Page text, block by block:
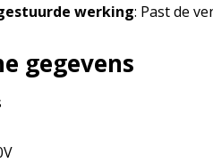
werking: Past de
gegevens